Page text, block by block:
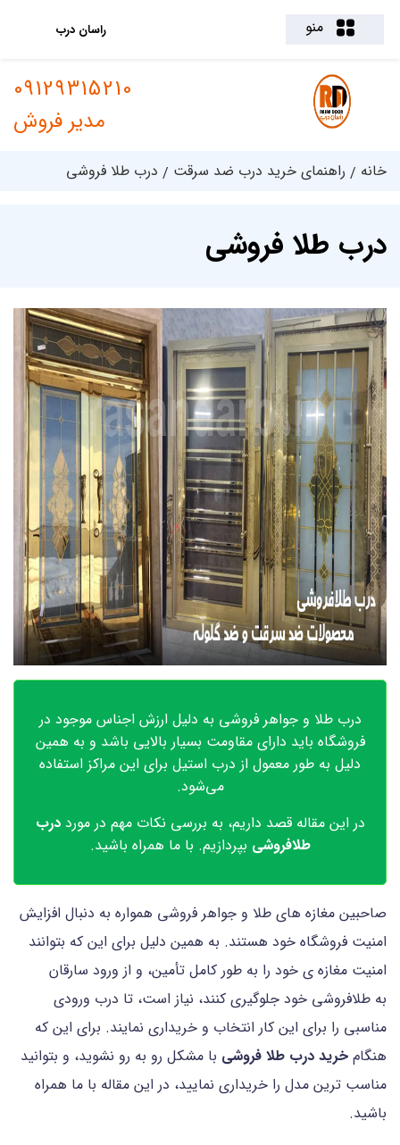
منو راسان درب
09129315210
مدیر فروش
خانه راهنمای خرید درب ضد سرقت درب طلا فروشی
درب طلا فروشی
درب طلا و جواهر فروشی به دلیل ارزش اجناس موجود در
فروشگاه باید دارای مقاومت بسیار بالایی باشد و به همین
دلیل به طور معمول از درب استیل برای این مراکز استفاده
می‌شود.
در این مقاله قصد داریم، به بررسی نکات مهم در مورددرب
طلافروشی بپردازیم. با ما همراه باشید.
صاحبین مغازه های طلا و جواهر فروشی همواره به دنبال افزایش
امنیت فروشگاه خود هستند. به همین دلیل برای این که بتوانند
امنیت مغازه ی خود را به طور کامل تأمین، و از ورود سارقان
به طلافروشی خود جلوگیری کنند، نیاز است، تا درب ورودی
مناسبی را برای این کار انتخاب و خریداری نمایند. برای این که
هنگام خرید درب طلا فروشی با مشکل رو به رو نشوید، و بتوانید
مناسب ترین مدل را خریداری نمایید، در این مقاله با ما همراه
باشید.